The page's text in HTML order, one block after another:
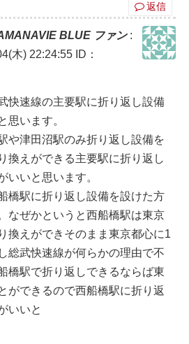
返信
BLUE ファン:
木) 22:24:55 ID：
快速線の主要駅に折り返し設備
思います。
や津田沼駅のみ折り返し設備を
換えができる主要駅に折り返し
いいと思います。
橋駅に折り返し設備を設けた方
なぜかというと西船橋駅は東京
換えができそのまま東京都心に1
総武快速線が何らかの理由で不
橋駅で折り返しできるならば東
ができるので西船橋駅に折り返
いいと